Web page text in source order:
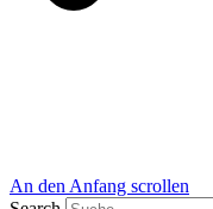
An den Anfang scrollen